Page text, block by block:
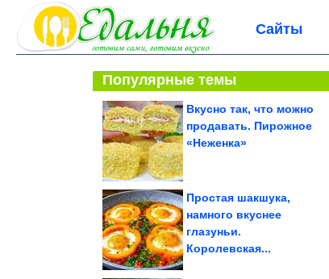
Сайты
Популярные темы
Вкусно так, что можно
продавать. Пирожное
«Неженка»
Простая шакшука,
намного вкуснее
глазуньи.
Королевская...